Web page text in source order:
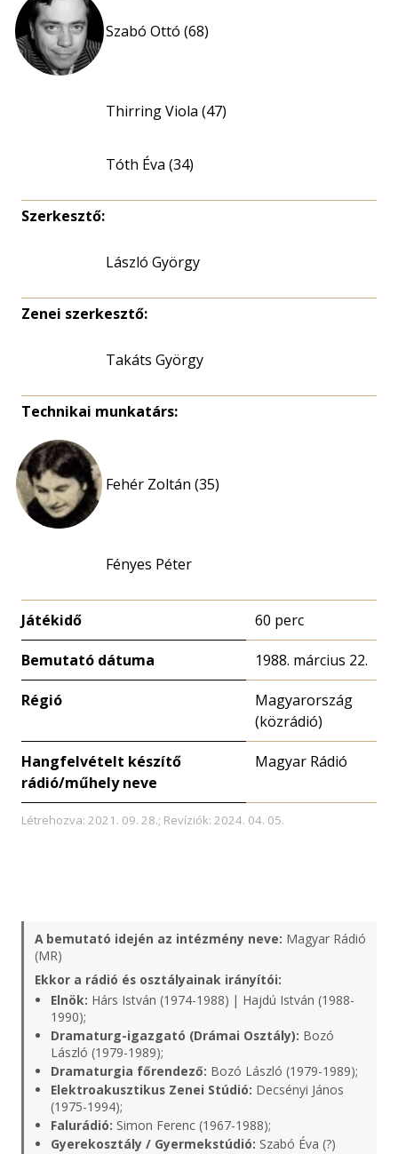
Szabó Ottó (68)
Thirring Viola (47)
Tóth Éva (34)
Szerkesztő:
László György
Zenei szerkesztő:
Takáts György
Technikai munkatárs:
Fehér Zoltán (35)
Fényes Péter
Játékidő 60 perc
Bemutató dátuma 1988. március 22.
Régió
Magyarország
(közrádió)
Hangfelvételt készítő
rádió/műhely neve
Magyar Rádió
Létrehozva: 2021. 09. 28.; Revíziók: 2024. 04. 05.
A bemutató idején az intézmény neve: Magyar Rádió
(MR)
Ekkor a rádió és osztályainak irányítói:
Elnök: Hárs István (1974-1988) | Hajdú István (1988-
1990);
Dramaturg-igazgató (Drámai Osztály): Bozó
László (1979-1989);
Dramaturgia főrendező: Bozó László (1979-1989);
Elektroakusztikus Zenei Stúdió: Decsényi János
(1975-1994);
Falurádió: Simon Ferenc (1967-1988);
Gyerekosztály / Gyermekstúdió: Szabó Éva (?)